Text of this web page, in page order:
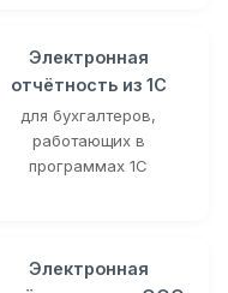
Электронная
отчётность из 1С
для бухгалтеров,
работающих в
программах 1С
Электронная